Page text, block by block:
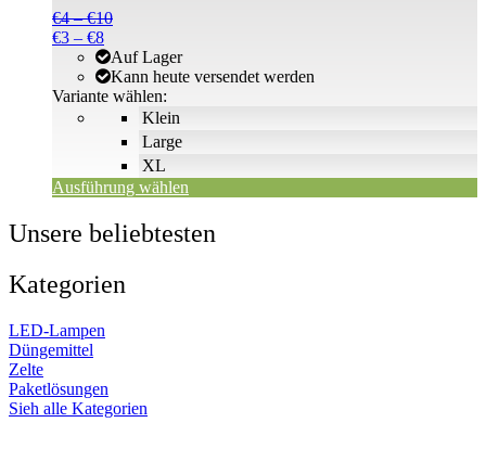
€4 –€10Preisspanne:
bis
€10
€3 – €8Preisspanne:
€3
bis
€8
Klein
Large
XL
Auf Lager
Kann heute versendet werden
Variante wählen:
Ausführung wählen
Die
Optionen
können
der
Produktseite
gewählt
Unsere beliebtesten
Kategorien
LED-Lampen
Düngemittel
Zelte
Paketlösungen
Sieh alle Kategorien